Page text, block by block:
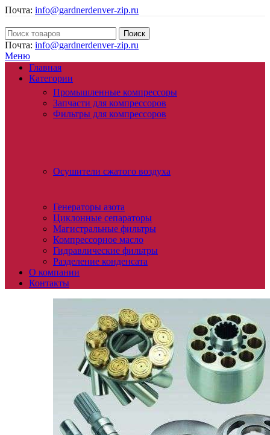
Почта: info@gardnerdenver-zip.ru
Поиск
Почта: info@gardnerdenver-zip.ru
Меню
Главная
Категории
Промышленные компрессоры
Запчасти для компрессоров
Фильтры для компрессоров
Осушители сжатого воздуха
Генераторы азота
Циклонные сепараторы
Магистральные фильтры
Компрессорное масло
Гидравлические фильтры
Разделение конденсата
О компании
Контакты